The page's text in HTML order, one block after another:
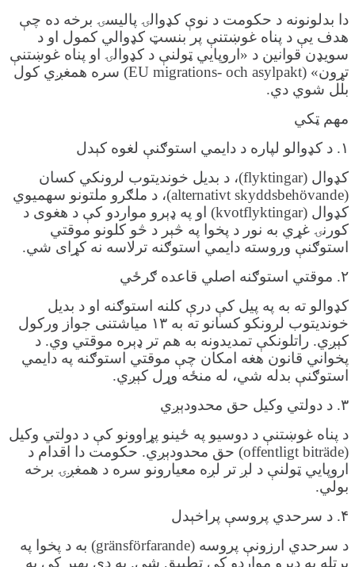
دا بدلونونه د حکومت د نوې کډوالۍ پالیسۍ برخه ده چې
هدف یې د پناه غوښتنې پر بنسټ کډوالي کمول او د
سویډن قوانین د «اروپایي ټولنې د کډوالۍ او پناه غوښتنې
تړون» (EU migrations- och asylpakt) سره همغږي کول
بلل شوي دي.
مهم ټکي
۱. د کډوالو لپاره د دایمي استوګنې لغوه کېدل
کډوال (flyktingar)، د بدیل خوندیتوب لرونکي کسان
(alternativt skyddsbehövande)، د ملګرو ملتونو سهمیوي
کډوال (kvotflyktingar) او په ډېرو مواردو کې د هغوی د
کورنۍ غړي به نور د پخوا په څېر د څو کلونو موقتي
استوګنې وروسته دایمي استوګنه ترلاسه نه کړای شي.
۲. موقتي استوګنه اصلي قاعده ګرځي
کډوالو ته به په پیل کې درې کلنه استوګنه او د بدیل
خوندیتوب لرونکو کسانو ته به ۱۳ میاشتنی جواز ورکول
کېږي. راتلونکې تمدیدونه به هم تر ډېره موقتي وي. د
پخواني قانون هغه امکان چې موقتي استوګنه په دایمي
استوګنې بدله شي، له منځه وړل کېږي.
۳. د دولتي وکیل حق محدودېږي
د پناه غوښتنې د دوسیو په ځینو پړاوونو کې د دولتي وکیل
(offentligt biträde) حق محدودېږي. حکومت دا اقدام د
اروپایي ټولنې د لږ تر لږه معیارونو سره د همغږۍ برخه
بولي.
۴. د سرحدي پروسې پراخېدل
د سرحدي ارزونې پروسه (gränsförfarande) به د پخوا په
پرتله په ډېرو مواردو کې تطبیق شي. په دې بهیر کې به